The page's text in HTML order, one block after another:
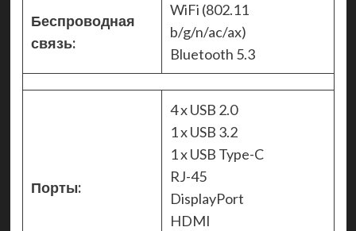
Беспроводная
связь:
WiFi (802.11
b/g/n/ac/ax)
Bluetooth 5.3
Порты:
4 x USB 2.0
1 x USB 3.2
1 x USB Type-C
RJ-45
DisplayPort
HDMI